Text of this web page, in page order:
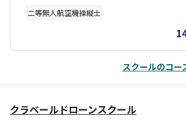
二等無人航空機操縦士
スクールのコー
クラベールドローンスクール